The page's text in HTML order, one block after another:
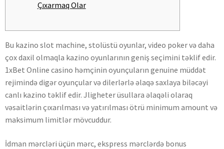
Çıxarmaq Olar
Bu kazino slot machine, stolüstü oyunlar, video poker və daha
çox daxil olmaqla kazino oyunlarının geniş seçimini təklif edir.
1xBet Online casino həmçinin oyunçuların genuine müddət
rejimində digər oyunçular və dilerlərlə əlaqə saxlaya biləcəyi
canlı kazino təklif edir. Jligheter üsullara əlaqəli olaraq
vəsaitlərin çıxarılması və yatırılması ötrü minimum amount və
maksimum limitlər mövcuddur.
İdman mərcləri üçün mərc, ekspress mərclərdə bonus